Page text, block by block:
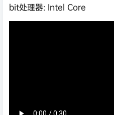
bit处理器: Intel Core